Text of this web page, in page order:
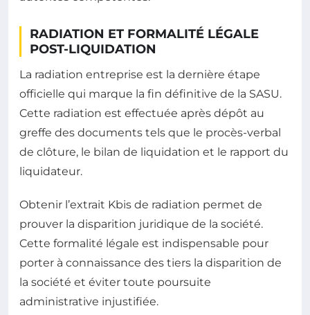
RADIATION ET FORMALITÉ LÉGALE
POST-LIQUIDATION
La radiation entreprise est la dernière étape
officielle qui marque la fin définitive de la SASU.
Cette radiation est effectuée après dépôt au
greffe des documents tels que le procès-verbal
de clôture, le bilan de liquidation et le rapport du
liquidateur.
Obtenir l’extrait Kbis de radiation permet de
prouver la disparition juridique de la société.
Cette formalité légale est indispensable pour
porter à connaissance des tiers la disparition de
la société et éviter toute poursuite
administrative injustifiée.